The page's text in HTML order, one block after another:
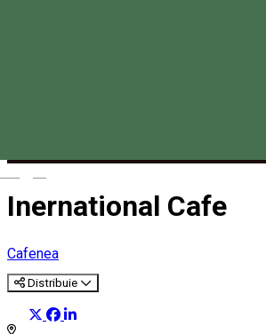
Inernational Cafe
Cafenea
Distribuie